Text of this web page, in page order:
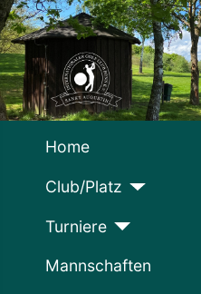
Home
Club/Platz
Turniere
Mannschaften